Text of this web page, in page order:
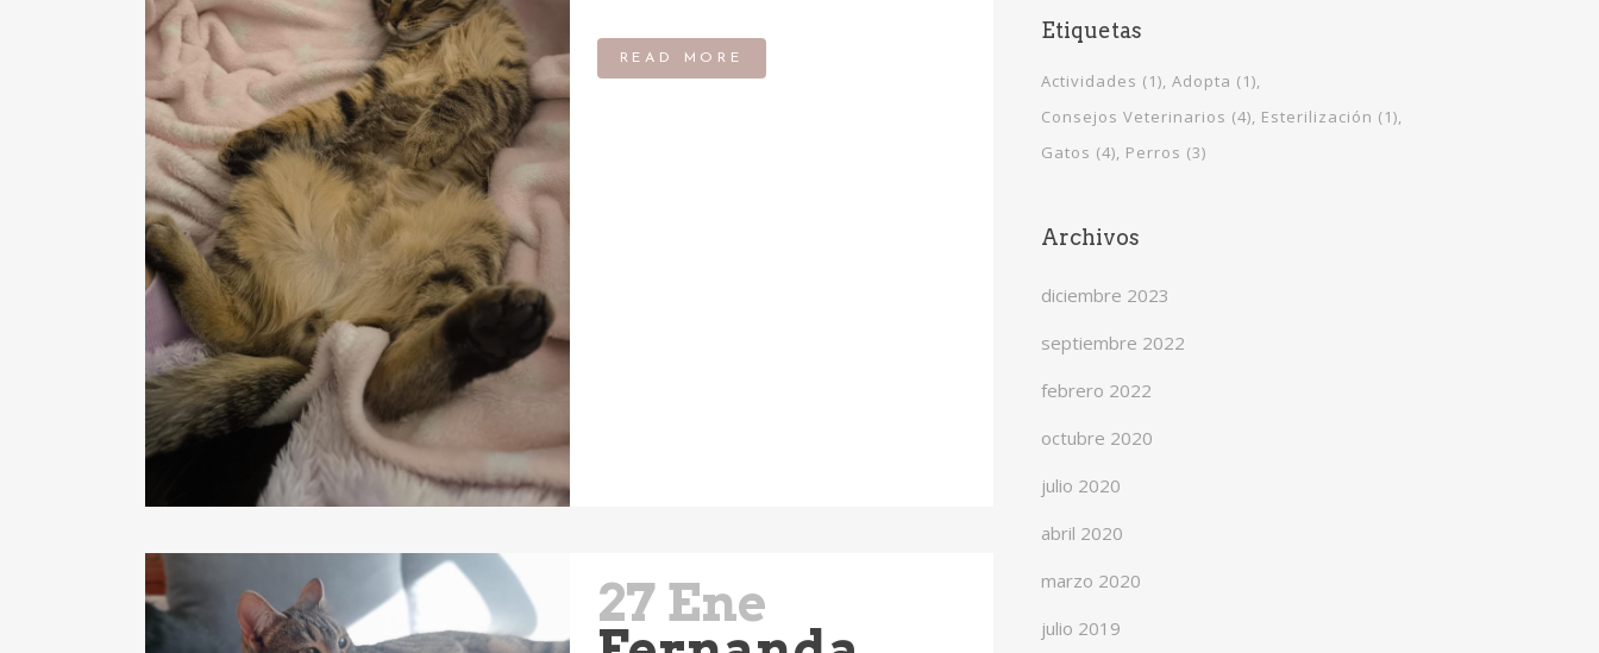
READ MORE
27 Ene
Etiquetas
Actividades (1) Adopta (1)
Consejos Veterinarios (4) Esterilización (1)
Gatos (4) Perros (3)
Archivos
diciembre 2023
septiembre 2022
febrero 2022
octubre 2020
julio 2020
abril 2020
marzo 2020
julio 2019